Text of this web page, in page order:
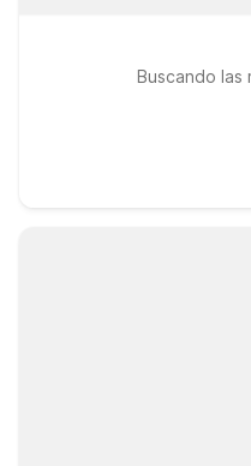
Buscando las